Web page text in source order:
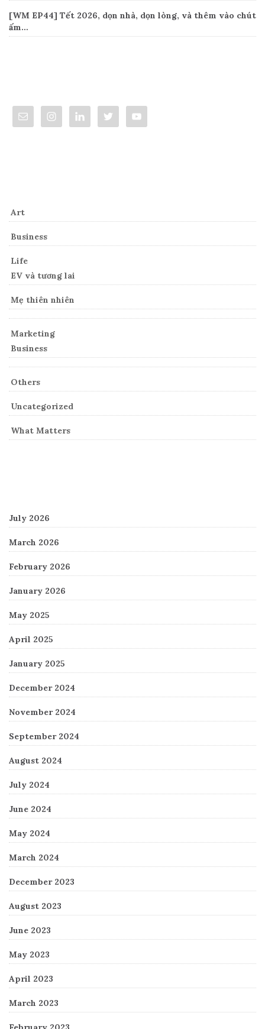
[WM EP44] Tết 2026, dọn nhà, dọn lòng, và thêm vào chút
ấm…
Art
Business
Life
EV và tương lai
Mẹ thiên nhiên
Marketing
Business
Others
Uncategorized
What Matters
July 2026
March 2026
February 2026
January 2026
May 2025
April 2025
January 2025
December 2024
November 2024
September 2024
August 2024
July 2024
June 2024
May 2024
March 2024
December 2023
August 2023
June 2023
May 2023
April 2023
March 2023